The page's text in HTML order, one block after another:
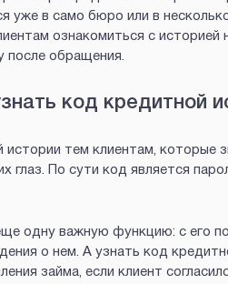
уже в само бюро или в
ознакомиться с историей
после обращения.
код кредитной
истории тем клиентам, которые
глаз. По сути код является
одну важную функцию: с его
о нем. А узнать код
займа, если клиент